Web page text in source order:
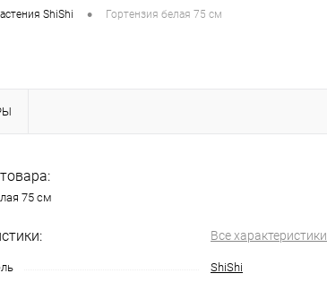
ShiShi • Гортензия белая 75 см
75 см
Все характеристики
ShiShi